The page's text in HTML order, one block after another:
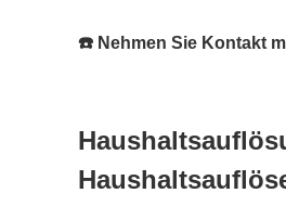
☎️ Nehmen Sie Kontakt